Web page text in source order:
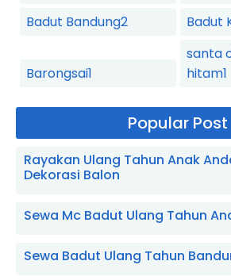
Badut Bandung2 Badut
Barongsai1
santa
hitam1
Popular Post
Rayakan Ulang Tahun Anak
Dekorasi Balon
Sewa Mc Badut Ulang Tahun
Sewa Badut Ulang Tahun